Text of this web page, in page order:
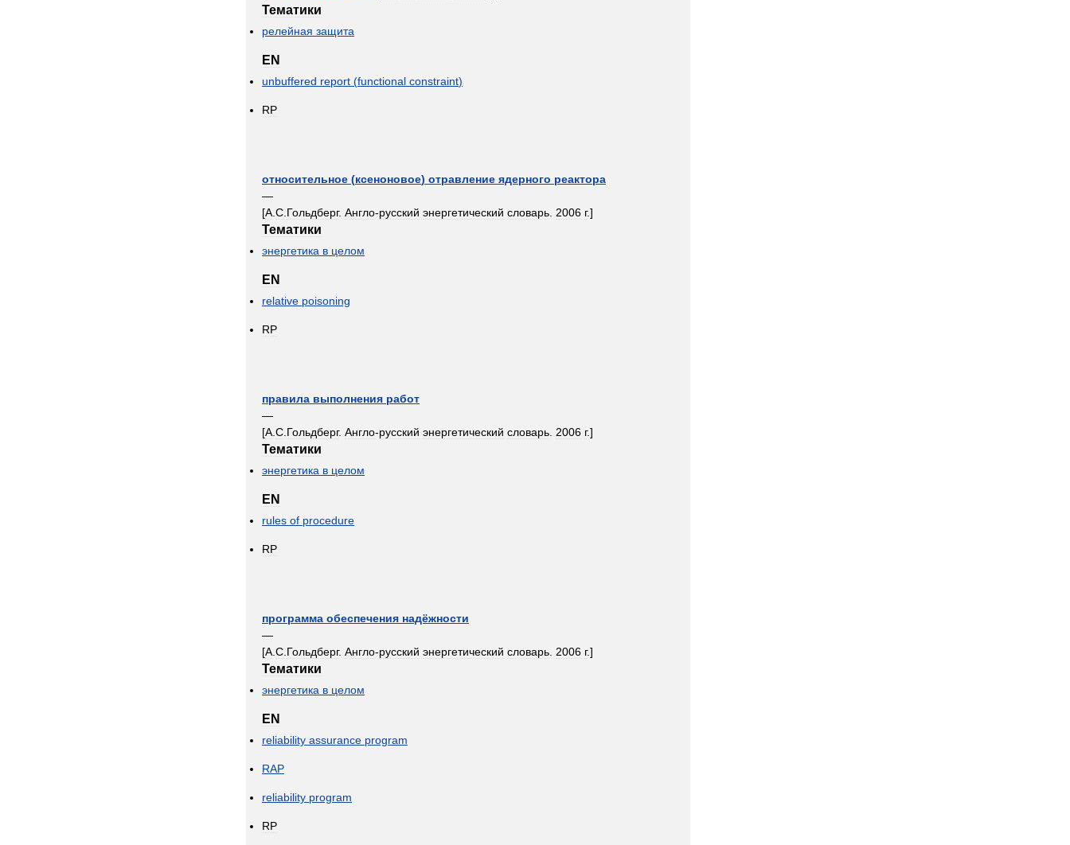
Тематики
релейная защита
EN
unbuffered report (functional constraint)
RP
относительное (ксеноновое) отравление ядерного реактора
—
[А С Гольдберг. Англо-русский энергетический словарь 2006 г.]
Тематики
энергетика в целом
EN
relative poisoning
RP
правила выполнения работ
—
[А С Гольдберг. Англо-русский энергетический словарь 2006 г.]
Тематики
энергетика в целом
EN
rules of procedure
RP
программа обеспечения надёжности
—
[А С Гольдберг. Англо-русский энергетический словарь 2006 г.]
Тематики
энергетика в целом
EN
reliability assurance program
RAP
reliability program
RP